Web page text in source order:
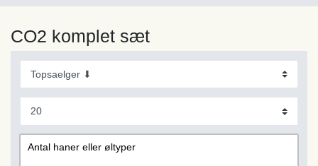
CO2 komplet sæt
Antal haner eller øltyper